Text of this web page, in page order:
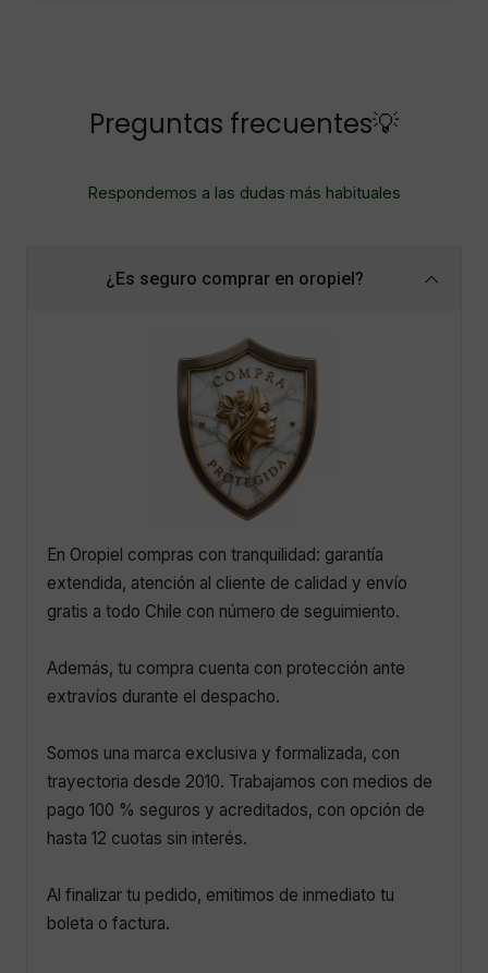
Preguntas frecuentes💡
Respondemos a las dudas más habituales
¿Es seguro comprar en oropiel?
En Oropiel compras con tranquilidad: garantía
extendida, atención al cliente de calidad y envío
gratis a todo Chile con número de seguimiento.
Además, tu compra cuenta con protección ante
extravíos durante el despacho.
Somos una marca exclusiva y formalizada, con
trayectoria desde 2010. Trabajamos con medios de
pago 100 % seguros y acreditados, con opción de
hasta 12 cuotas sin interés.
Al finalizar tu pedido, emitimos de inmediato tu
boleta o factura.